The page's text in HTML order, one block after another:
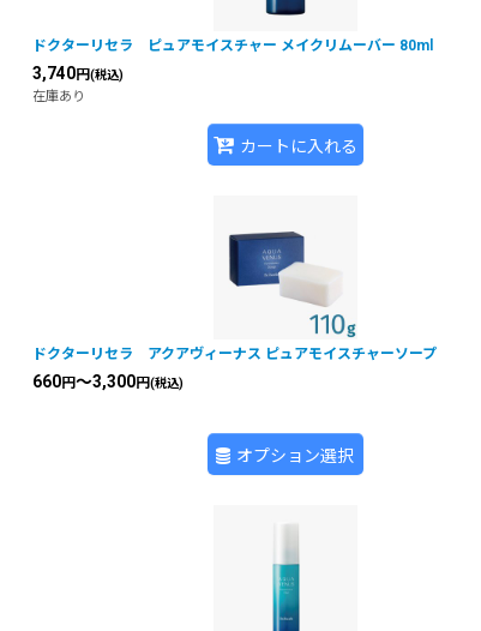
ドクターリセラ ピュアモイスチャー メイクリムーバー 80ml
3,740円(税込)
在庫あり
カートに入れる
ドクターリセラ アクアヴィーナス ピュアモイスチャーソープ
660円～3,300円(税込)
オプション選択